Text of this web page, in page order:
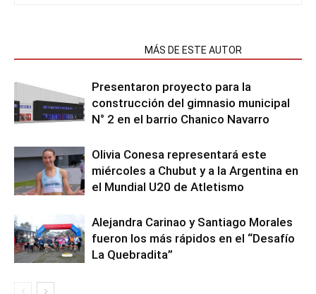
MÁS DE ESTE AUTOR
Presentaron proyecto para la
construcción del gimnasio municipal
N° 2 en el barrio Chanico Navarro
Olivia Conesa representará este
miércoles a Chubut y a la Argentina en
el Mundial U20 de Atletismo
Alejandra Carinao y Santiago Morales
fueron los más rápidos en el “Desafío
La Quebradita”